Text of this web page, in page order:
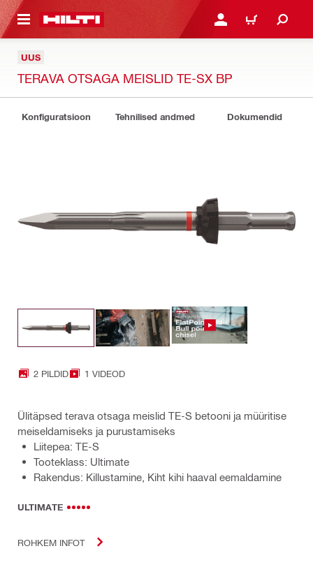
JUURDE LOGI SISSE VÕI
OSTUKORV
UUS
TERAVA OTSAGA MEISLID TE-SX BP
Konfiguratsioon Tehnilised andmed Dokumendid
2 PILDID 1 VIDEOD
Ülitäpsed terava otsaga meislid TE-S betooni ja müüritise
meiseldamiseks ja purustamiseks
Liitepea: TE-S
Tooteklass: Ultimate
Rakendus: Killustamine, Kiht kihi haaval eemaldamine
ULTIMATE
ROHKEM INFOT